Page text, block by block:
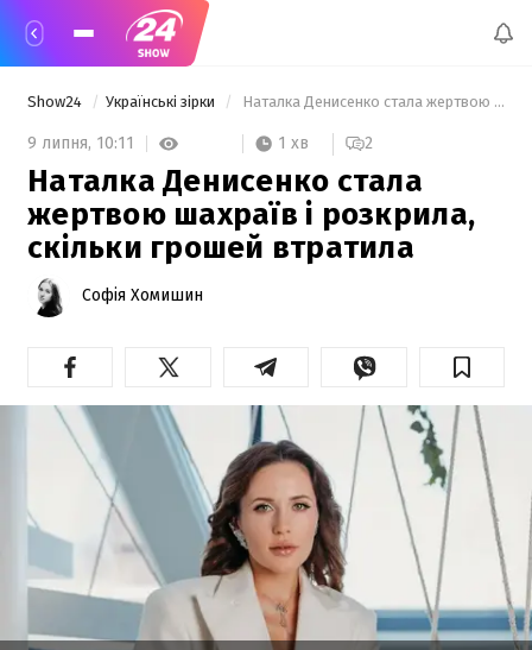
Show24 Українські зірки Наталка Денисенко стала жертвою шахраїв і розкрила, скільки грошей втратила
9 липня, 10:11 1 хв 2
Наталка Денисенко стала
жертвою шахраїв і розкрила,
скільки грошей втратила
Софія Хомишин